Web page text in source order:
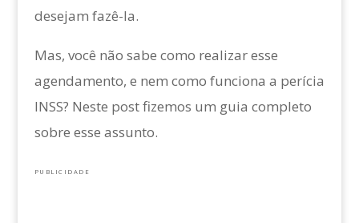
desejam fazê-la.
Mas, você não sabe como realizar esse
agendamento, e nem como funciona a perícia
INSS? Neste post fizemos um guia completo
sobre esse assunto.
PUBLICIDADE